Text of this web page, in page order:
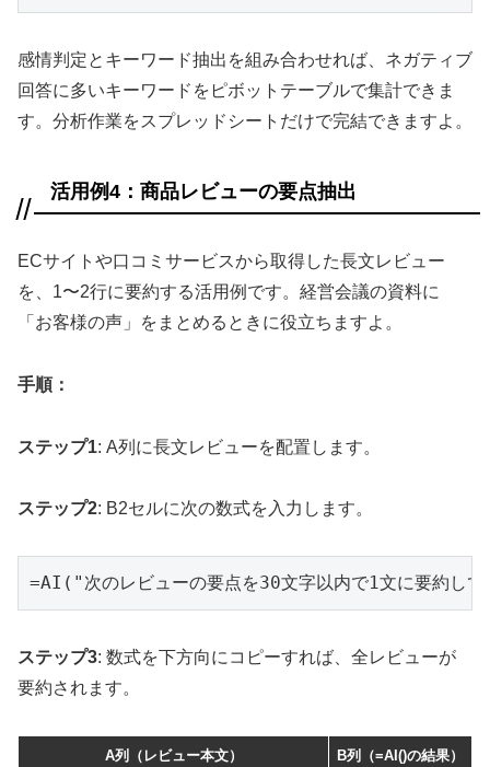
感情判定とキーワード抽出を組み合わせれば、ネガティブ
回答に多いキーワードをピボットテーブルで集計できま
す。分析作業をスプレッドシートだけで完結できますよ。
活用例4：商品レビューの要点抽出
ECサイトや口コミサービスから取得した長文レビュー
を、1〜2行に要約する活用例です。経営会議の資料に
「お客様の声」をまとめるときに役立ちますよ。
手順：
ステップ1: A列に長文レビューを配置します。
ステップ2: B2セルに次の数式を入力します。
=AI("次のレビューの要点を30文字以内で1文に要約
ステップ3: 数式を下方向にコピーすれば、全レビューが
要約されます。
A列（レビュー本文） B列（=AI()の結果）